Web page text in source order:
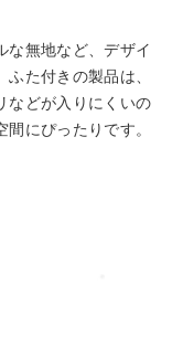
な無地など、デザイ
た付きの製品は、
などが入りにくいの
にぴったりです。